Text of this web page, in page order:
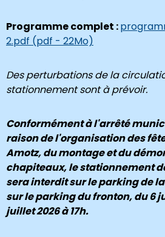
Programme complet :
2.pdf (pdf - 22Mo)
Des perturbations de la
stationnement sont à prévoir.
Conformément à l'arrêté
raison de l'organisation des
Amotz, du montage et du
chapiteaux, le stationnement
sera interdit sur le parking de
sur le parking du fronton, du 6
juillet 2026 à 17h.